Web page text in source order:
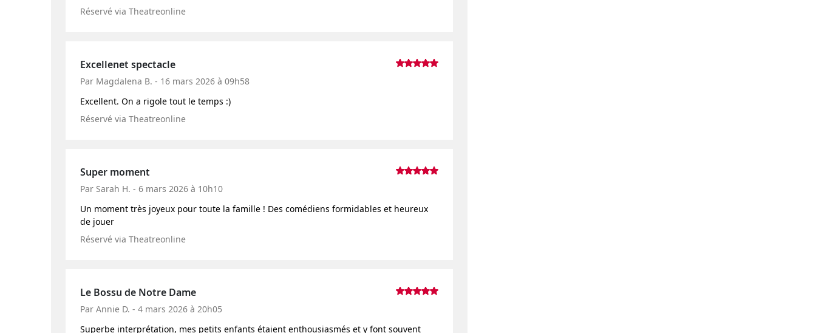
Réservé via Theatreonline
Excellenet spectacle
Par Magdalena B. - 16 mars 2026 à 09h58
Excellent. On a rigole tout le temps :)
Réservé via Theatreonline
Super moment
Par Sarah H. - 6 mars 2026 à 10h10
Un moment très joyeux pour toute la famille ! Des comédiens formidables et heureux
de jouer
Réservé via Theatreonline
Le Bossu de Notre Dame
Par Annie D. - 4 mars 2026 à 20h05
Superbe interprétation, mes petits enfants étaient enthousiasmés et y font souvent